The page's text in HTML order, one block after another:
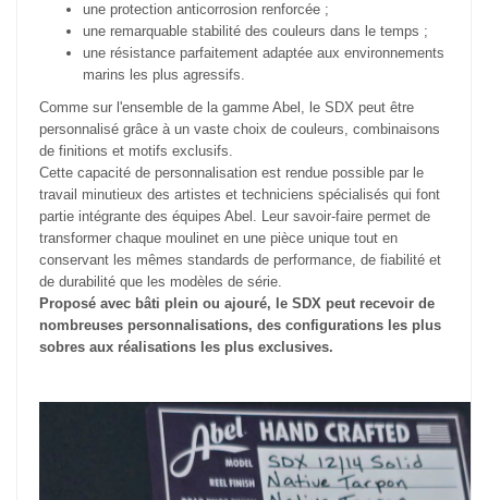
une protection anticorrosion renforcée ;
une remarquable stabilité des couleurs dans le temps ;
une résistance parfaitement adaptée aux environnements
marins les plus agressifs.
Comme sur l'ensemble de la gamme Abel, le SDX peut être
personnalisé grâce à un vaste choix de couleurs, combinaisons
de finitions et motifs exclusifs.
Cette capacité de personnalisation est rendue possible par le
travail minutieux des artistes et techniciens spécialisés qui font
partie intégrante des équipes Abel. Leur savoir-faire permet de
transformer chaque moulinet en une pièce unique tout en
conservant les mêmes standards de performance, de fiabilité et
de durabilité que les modèles de série.
Proposé avec bâti plein ou ajouré, le SDX peut recevoir de
nombreuses personnalisations, des configurations les plus
sobres aux réalisations les plus exclusives.